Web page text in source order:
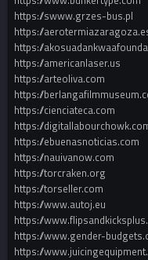
https://swww.grzes-bus.pl
https://
https://
https://americanlaser.us
https://arteoliva.com
https://
https://cienciateca.com
https://
https://ebuenasnoticias.com
https://nauivanow.com
https://torcraken.org
https://torseller.com
https://www.autoj.eu
https://
https://www.gender-
https://